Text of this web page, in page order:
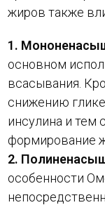
жиров также
1.
основном
всасывания.
снижению
инсулина и тем
формирование
2.
особенности